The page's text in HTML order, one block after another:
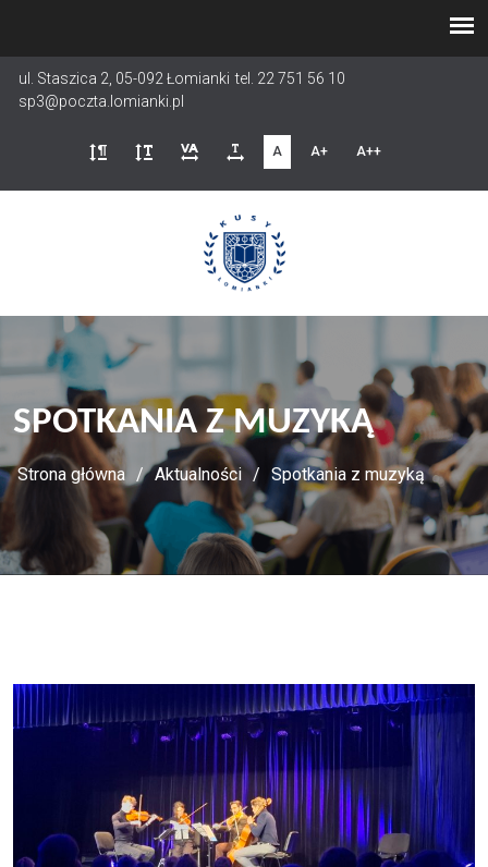
treści
ul. Staszica 2, 05-092 Łomianki tel. 22 751 56 10
sp3@poczta.lomianki.pl
A A+ A++
SPOTKANIA Z MUZYKĄ
Strona główna Aktualności Spotkania z muzyką